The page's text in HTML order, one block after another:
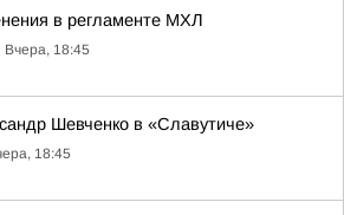
в регламенте МХЛ
Вчера, 18:45
Шевченко в «Славутиче»
18:45